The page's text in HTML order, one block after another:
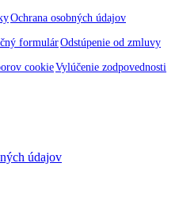
Ochrana osobných údajov
formulárOdstúpenie od zmluvy
cookieVylúčenie zodpovednosti
údajov